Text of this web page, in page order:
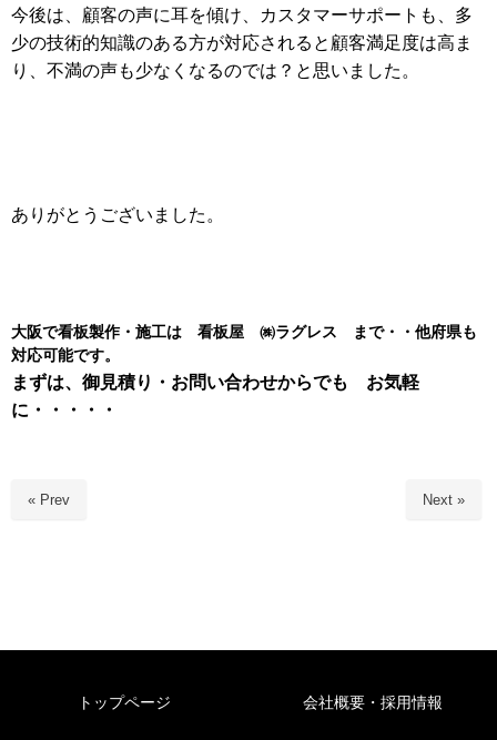
今後は、顧客の声に耳を傾け、カスタマーサポートも、多
少の技術的知識のある方が対応されると顧客満足度は高ま
り、不満の声も少なくなるのでは？と思いました。
ありがとうございました。
大阪で看板製作・施工は 看板屋 ㈱ラグレス まで・・他府県も
対応可能です。
まずは、御見積り・お問い合わせからでも お気軽
に・・・・・
« Prev Next »
トップページ 会社概要・採用情報